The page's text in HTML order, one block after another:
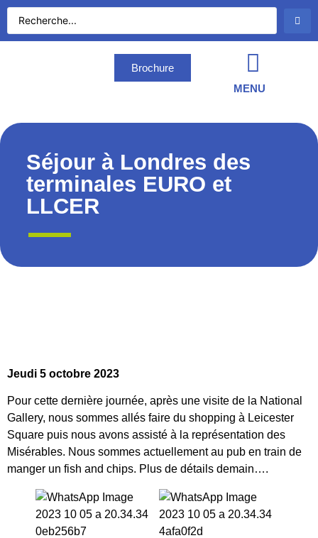
Brochure
MENU
Séjour à Londres des
terminales EURO et
LLCER
Jeudi 5 octobre 2023
Pour cette dernière journée, après une visite de la National
Gallery, nous sommes allés faire du shopping à Leicester
Square puis nous avons assisté à la représentation des
Misérables. Nous sommes actuellement au pub en train de
manger un fish and chips. Plus de détails demain….